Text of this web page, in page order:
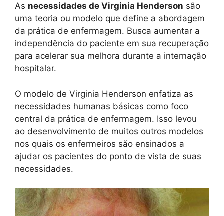
As necessidades de Virginia Henderson são
uma teoria ou modelo que define a abordagem
da prática de enfermagem. Busca aumentar a
independência do paciente em sua recuperação
para acelerar sua melhora durante a internação
hospitalar.
O modelo de Virginia Henderson enfatiza as
necessidades humanas básicas como foco
central da prática de enfermagem. Isso levou
ao desenvolvimento de muitos outros modelos
nos quais os enfermeiros são ensinados a
ajudar os pacientes do ponto de vista de suas
necessidades.